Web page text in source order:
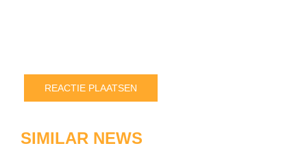
SIMILAR NEWS